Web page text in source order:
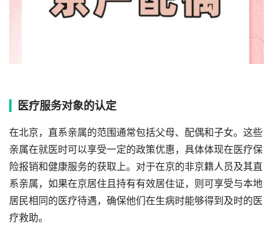
医疗服务对象的认定
在北京，直系亲属的范围通常包括父母、配偶和子女。这些
亲属在就医时可以享受一定的政策优惠，具体体现在医疗保
险报销和健康服务的获取上。对于在京的非京籍人员及其直
系亲属，如果在京居住且持有有效居住证，则可享受与本地
居民相同的医疗待遇，确保他们在生病时能够得到及时的医
疗救助。